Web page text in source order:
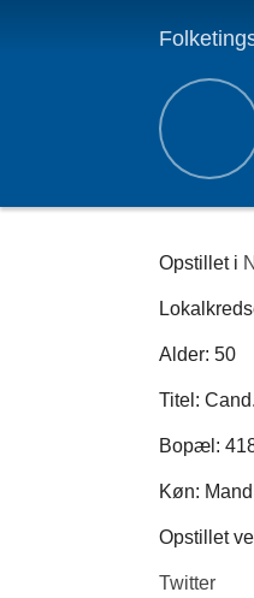
Opstillet i
Alder: 50
Titel:
Bopæl:
Køn: Mand
Opstillet
Twitter